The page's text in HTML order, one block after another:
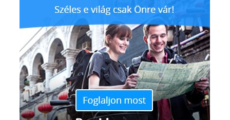
jelentek meg, amely a cég 2022 júliusában ellopott
információit tartalmazza. A feltételezések szerint a
kiszivárogtató a Yandex egyik munkatársa volt.
A Bleeping Computer szerint a kódok 44,7 GB adatot
tartalmaznak, a cég teljes forráskódját néhány
kivételtől eltekintve.
Arseniy Shestakov programozóelemzése szerinta
forráskódok a Yandex alábbi szolgáltatásait érinti: